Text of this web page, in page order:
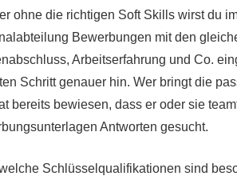
ohne die richtigen Soft Skills wirst du
Bewerbungen mit den
Arbeitserfahrung und Co.
Schritt genauer hin. Wer bringt die
bereits bewiesen, dass er oder sie
Antworten gesucht.
Schlüsselqualifikationen sind